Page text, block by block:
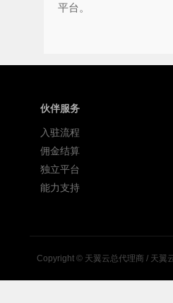
平台。
伙伴服务
入驻流程
佣金结算
独立平台
能力支持
Copyright © 天翼云总代理商 / 天翼